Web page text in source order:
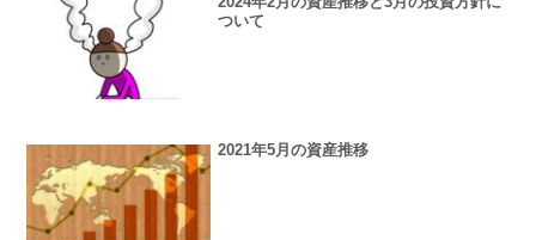
ついて
2021年5月の資産推移